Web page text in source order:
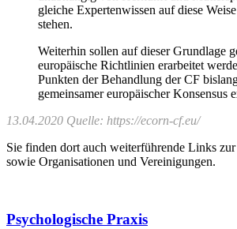
gleiche Expertenwissen auf diese
stehen.
Weiterhin sollen auf dieser Grundlage
europäische Richtlinien erarbeitet
Punkten der Behandlung der CF
gemeinsamer europäischer Konsensus
13.04.2020 Quelle: https://ecorn-cf.eu/
Sie finden dort auch weiterführende Links
sowie Organisationen und Vereinigungen.
Psychologische Praxis